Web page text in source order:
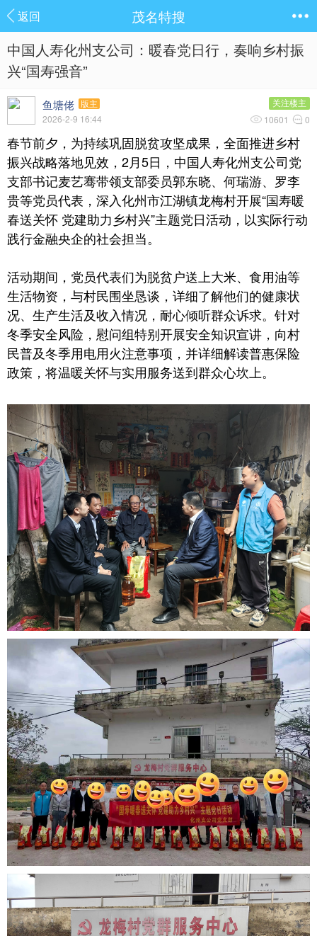
返回 茂名特搜
中国人寿化州支公司：暖春党日行，奏响乡村振
兴“国寿强音”
鱼塘佬 版主
2026-2-9 16:44
关注楼主
10601 0
春节前夕，为持续巩固脱贫攻坚成果，全面推进乡村
振兴战略落地见效，2月5日，中国人寿化州支公司党
支部书记麦艺骞带领支部委员郭东晓、何瑞游、罗李
贵等党员代表，深入化州市江湖镇龙梅村开展“国寿暖
春送关怀 党建助力乡村兴”主题党日活动，以实际行动
践行金融央企的社会担当。
活动期间，党员代表们为脱贫户送上大米、食用油等
生活物资，与村民围坐恳谈，详细了解他们的健康状
况、生产生活及收入情况，耐心倾听群众诉求。针对
冬季安全风险，慰问组特别开展安全知识宣讲，向村
民普及冬季用电用火注意事项，并详细解读普惠保险
政策，将温暖关怀与实用服务送到群众心坎上。